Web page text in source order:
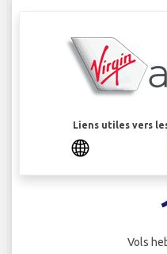
Liens utiles vers
Vols